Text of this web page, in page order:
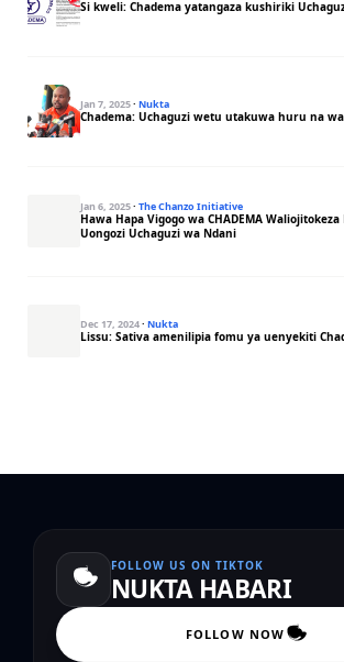
Si kweli: Chadema yatangaza kushiriki
Jan 7, 2025· Nukta
Chadema: Uchaguzi wetu utakuwa huru na
Jan 6, 2025· The Chanzo Initiative
Hawa Hapa Vigogo wa CHADEMA
Uongozi Uchaguzi wa Ndani
Dec 17, 2024· Nukta
Lissu: Sativa amenilipia fomu ya uenyekiti
FOLLOW US ON TIKTOK
NUKTA HABARI
FOLLOW NOW